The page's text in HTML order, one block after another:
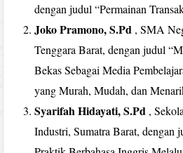
dengan judul “Permainan
Joko Pramono, S.Pd , SMA
Tenggara Barat, dengan judul
Bekas Sebagai Media
yang Murah, Mudah, dan
Syarifah Hidayati, S.Pd ,
Industri, Sumatra Barat, dengan